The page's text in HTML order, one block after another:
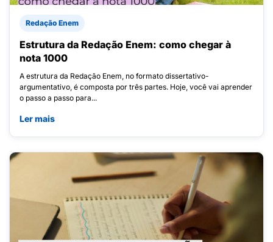
Redação Enem
Estrutura da Redação Enem: como chegar à
nota 1000
A estrutura da Redação Enem, no formato dissertativo-
argumentativo, é composta por três partes. Hoje, você vai aprender
o passo a passo para...
Ler mais